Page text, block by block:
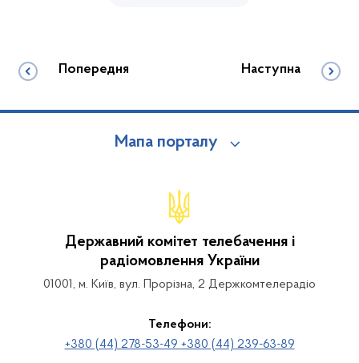
Попередня Наступна
Мапа порталу
Державний комітет телебачення і
радіомовлення України
01001, м. Київ, вул. Прорізна, 2 Держкомтелерадіо
Телефони:
+380 (44) 278-53-49 +380 (44) 239-63-89